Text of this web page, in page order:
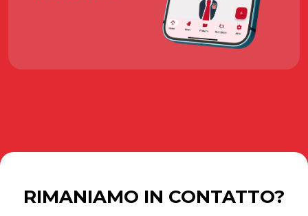
RIMANIAMO IN CONTATTO?